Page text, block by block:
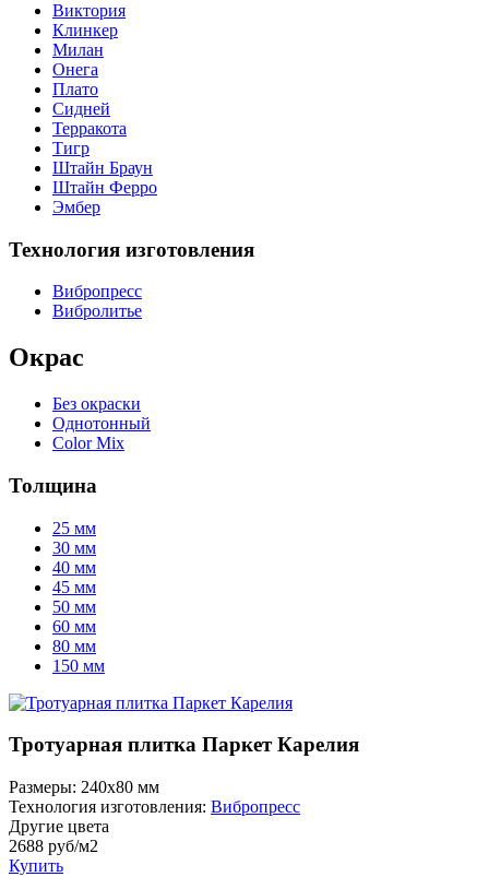
Виктория
Клинкер
Милан
Онега
Плато
Сидней
Терракота
Тигр
Штайн Браун
Штайн Ферро
Эмбер
Технология изготовления
Вибропресс
Вибролитье
Окрас
Без окраски
Однотонный
Color Mix
Толщина
25 мм
30 мм
40 мм
45 мм
50 мм
60 мм
80 мм
150 мм
Тротуарная плитка Паркет Карелия
Размеры: 240x80 мм
Технология изготовления: Вибропресс
Другие цвета
2688 руб/м2
Купить